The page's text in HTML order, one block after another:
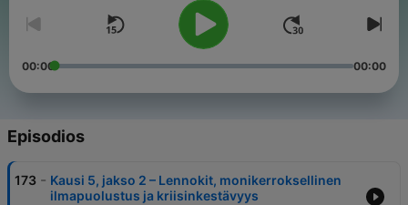
aiheita, jotka ovat juuri heille kiinnostavia.
00:00 00:00
Episodios
173 - Kausi 5, jakso 2 – Lennokit, monikerroksellinen
ilmapuolustus ja kriisinkestävyys